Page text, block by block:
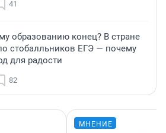
41
образованию конец? В стране
стобалльников ЕГЭ — почему
для радости
82
МНЕНИЕ